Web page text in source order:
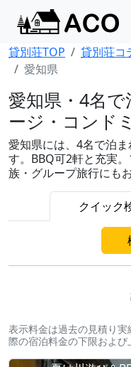
貸別荘TOP 貸別荘コ
愛知県
愛知県・4名
ージ・コンド
愛知県には、4名で泊
す。BBQ可2軒と充実
族・グループ旅行にも
クイック
表示料金は過去の見積り
際の宿泊料金の下限および